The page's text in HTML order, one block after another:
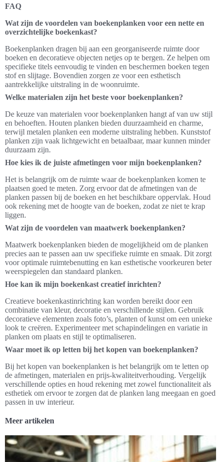
FAQ
Wat zijn de voordelen van boekenplanken voor een nette en
overzichtelijke boekenkast?
Boekenplanken dragen bij aan een georganiseerde ruimte door
boeken en decoratieve objecten netjes op te bergen. Ze helpen om
specifieke titels eenvoudig te vinden en beschermen boeken tegen
stof en slijtage. Bovendien zorgen ze voor een esthetisch
aantrekkelijke uitstraling in de woonruimte.
Welke materialen zijn het beste voor boekenplanken?
De keuze van materialen voor boekenplanken hangt af van uw stijl
en behoeften. Houten planken bieden duurzaamheid en charme,
terwijl metalen planken een moderne uitstraling hebben. Kunststof
planken zijn vaak lichtgewicht en betaalbaar, maar kunnen minder
duurzaam zijn.
Hoe kies ik de juiste afmetingen voor mijn boekenplanken?
Het is belangrijk om de ruimte waar de boekenplanken komen te
plaatsen goed te meten. Zorg ervoor dat de afmetingen van de
planken passen bij de boeken en het beschikbare oppervlak. Houd
ook rekening met de hoogte van de boeken, zodat ze niet te krap
liggen.
Wat zijn de voordelen van maatwerk boekenplanken?
Maatwerk boekenplanken bieden de mogelijkheid om de planken
precies aan te passen aan uw specifieke ruimte en smaak. Dit zorgt
voor optimale ruimtebenutting en kan esthetische voorkeuren beter
weerspiegelen dan standaard planken.
Hoe kan ik mijn boekenkast creatief inrichten?
Creatieve boekenkastinrichting kan worden bereikt door een
combinatie van kleur, decoratie en verschillende stijlen. Gebruik
decoratieve elementen zoals foto’s, planten of kunst om een unieke
look te creëren. Experimenteer met schapindelingen en variatie in
planken om plaats en stijl te optimaliseren.
Waar moet ik op letten bij het kopen van boekenplanken?
Bij het kopen van boekenplanken is het belangrijk om te letten op
de afmetingen, materialen en prijs-kwaliteitverhouding. Vergelijk
verschillende opties en houd rekening met zowel functionaliteit als
esthetiek om ervoor te zorgen dat de planken lang meegaan en goed
passen in uw interieur.
Meer artikelen